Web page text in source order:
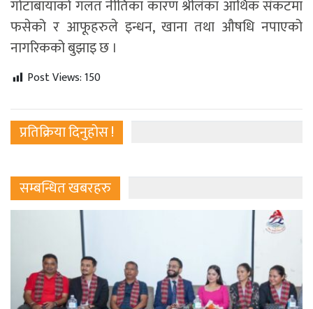
गोटाबायाको गलत नीतिका कारण श्रीलंका आर्थिक संकटमा
फसेको र आफूहरुले इन्धन, खाना तथा औषधि नपाएको
नागरिकको बुझाइ छ ।
Post Views:150
प्रतिक्रिया दिनुहोस !
सम्बन्धित खबरहरु